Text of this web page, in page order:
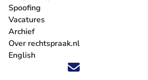
Volg ons op X (Twitter) - U verlaat
Volg ons op Facebook - U verlaat
Volg ons op Instagram - U
Volg ons op Youtube - U
Volg ons op LinkedIn -
'Blijf op de hoogte'
Spoofing
Vacatures
- U verlaat Rechtspraak.nl
Archief
Over rechtspraak.nl
English